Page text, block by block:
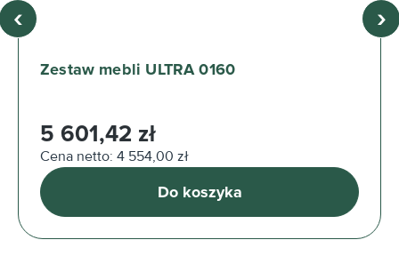
Zestaw mebli ULTRA 0160
Cena regularna:
5 601,42 zł
Cena netto: 4 554,00 zł
Do koszyka
‹ ›